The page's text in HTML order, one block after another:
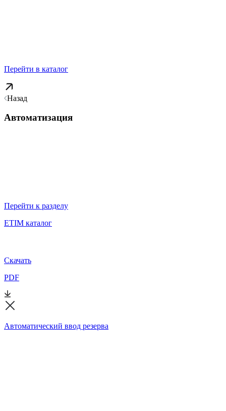
Перейти в каталог
Назад
Автоматизация
Перейти к разделу
ETIM каталог
Скачать
PDF
Автоматический ввод резерва